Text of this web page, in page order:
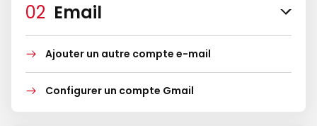
Email
Ajouter un autre compte e-mail
Configurer un compte Gmail